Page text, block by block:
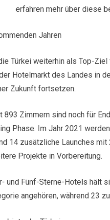
erfahren mehr über diese
Jahren
Türkei weiterhin als Top-
Hotelmarkt des Landes in
Zukunft fortsetzen.
893 Zimmern sind noch für
Phase. Im Jahr 2021
14 zusätzliche Launches mit
Projekte in Vorbereitung.
und Fünf-Sterne-Hotels hält
angehören, während 23